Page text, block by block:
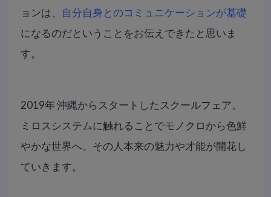
ョンは、
自分自身とのコミュニケーションが基礎
になるのだということをお伝えできたと思いま
す。
2019年 沖縄からスタートしたスクールフェア。
ミロスシステムに触れることでモノクロから色鮮
やかな世界へ。その人本来の魅力や才能が開花し
ていきます。